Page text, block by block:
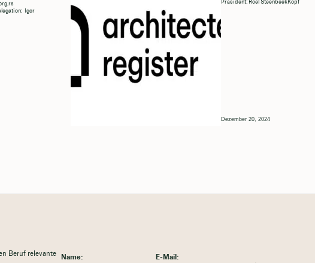
Igor
Präsident: Roel SteenbeekKopf
Dezember 20, 2024
Beruf relevante